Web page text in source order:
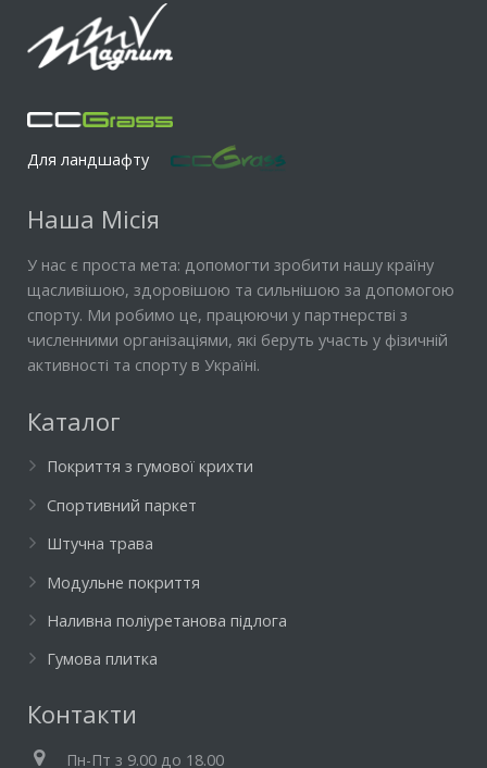
Для ландшафту
Наша Місія
У нас є проста мета: допомогти зробити нашу країну
щасливішою, здоровішою та сильнішою за допомогою
спорту. Ми робимо це, працюючи у партнерстві з
численними організаціями, які беруть участь у фізичній
активності та спорту в Україні.
Каталог
Покриття з гумової крихти
Спортивний паркет
Штучна трава
Модульне покриття
Наливна поліуретанова підлога
Гумова плитка
Контакти
Пн-Пт з 9.00 до 18.00